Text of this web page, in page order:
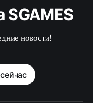
новости!